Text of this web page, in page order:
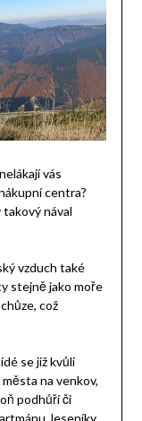
vás
centra?
nával
vzduch také
stejně jako moře
což
se již kvůli
na venkov,
podhůří či
Jeseníky,